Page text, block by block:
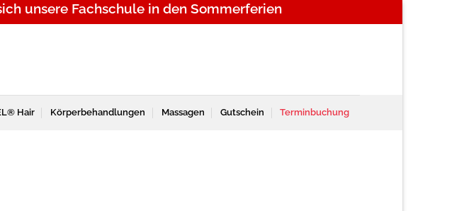
unsere Fachschule in den Sommerferien
Hair Körperbehandlungen Massagen Gutschein Terminbuchung